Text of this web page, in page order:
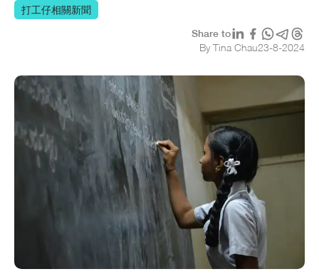
打工仔相關新聞
Share to
By Tina Chau23-8-2024